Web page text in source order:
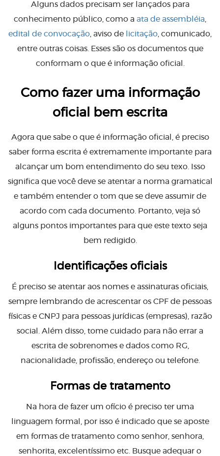
Alguns dados precisam ser lançados para
conhecimento público, como a ata de assembléia,
edital de convocação, aviso de licitação, comunicado,
entre outras coisas. Esses são os documentos que
conformam o que é informação oficial.
Como fazer uma informação
oficial bem escrita
Agora que sabe o que é informação oficial, é preciso
saber forma escrita é extremamente importante para
alcançar um bom entendimento do seu texo. Isso
significa que você deve se atentar a norma gramatical
e também entender o tom que se deve assumir de
acordo com cada documento. Portanto, veja só
alguns pontos importantes para que este texto seja
bem redigido.
Identificações oficiais
É preciso se atentar aos nomes e assinaturas oficiais,
sempre lembrando de acrescentar os CPF de pessoas
físicas e CNPJ para pessoas jurídicas (empresas), razão
social. Além disso, tome cuidado para não errar a
escrita de sobrenomes e dados como RG,
nacionalidade, profissão, endereço ou telefone.
Formas de tratamento
Na hora de fazer um ofício é preciso ter uma
linguagem formal, por isso é indicado que se aposte
em formas de tratamento como senhor, senhora,
senhorita, excelentíssimo etc. Busque adequar o